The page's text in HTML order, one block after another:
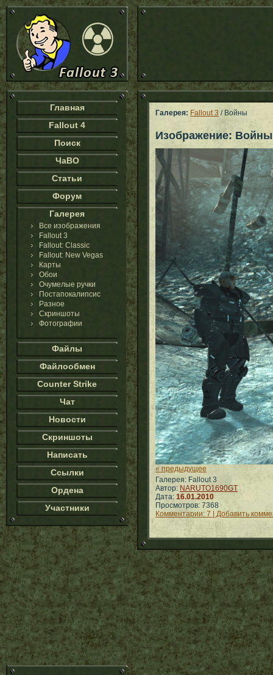
Главная
Fallout 4
Поиск
ЧаВО
Статьи
Форум
Галерея
Все изображения
Fallout 3
Fallout: Classic
Fallout: New Vegas
Карты
Обои
Очумелые ручки
Постапокалипсис
Разное
Скриншоты
Фотографии
Файлы
Файлообмен
Counter Strike
Чат
Новости
Скриншоты
Написать
Ссылки
Ордена
Участники
Галерея: Fallout 3 / Войны
Изображение: Войны
« предыдущее
Галерея: Fallout 3
Автор: NARUTO1690GT
Дата: 16.01.2010
Просмотров: 7368
Комментарии: 7 | Добавить